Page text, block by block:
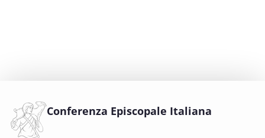
Conferenza Episcopale Italiana